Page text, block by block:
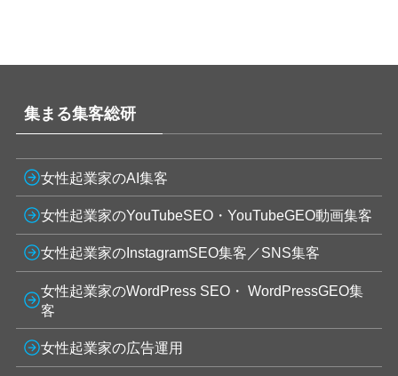
集まる集客総研
女性起業家のAI集客
女性起業家のYouTubeSEO・YouTubeGEO動画集客
女性起業家のInstagramSEO集客／SNS集客
女性起業家のWordPress SEO・ WordPressGEO集
客
女性起業家の広告運用